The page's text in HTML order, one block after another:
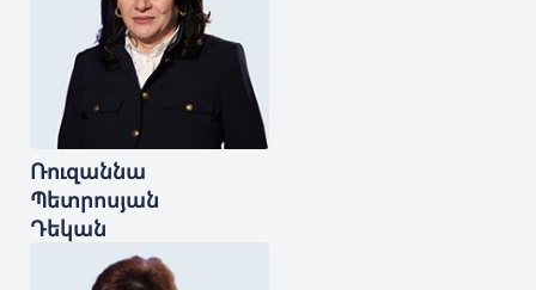
Ռուզաննա
Պետրոսյան
Դեկան